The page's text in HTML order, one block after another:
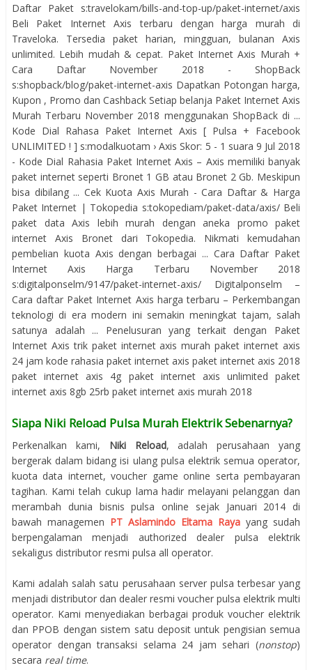
Daftar Paket s:travelokam/bills-and-top-up/paket-internet/axis
Beli Paket Internet Axis terbaru dengan harga murah di
Traveloka. Tersedia paket harian, mingguan, bulanan Axis
unlimited. Lebih mudah & cepat. Paket Internet Axis Murah +
Cara Daftar November 2018 - ShopBack
s:shopback/blog/paket-internet-axis Dapatkan Potongan harga,
Kupon , Promo dan Cashback Setiap belanja Paket Internet Axis
Murah Terbaru November 2018 menggunakan ShopBack di ...
Kode Dial Rahasa Paket Internet Axis [ Pulsa + Facebook
UNLIMITED ! ] s:modalkuotam › Axis Skor: 5 - ‎1 suara 9 Jul 2018
- Kode Dial Rahasia Paket Internet Axis – Axis memiliki banyak
paket internet seperti Bronet 1 GB atau Bronet 2 Gb. Meskipun
bisa dibilang ... Cek Kuota Axis Murah - Cara Daftar & Harga
Paket Internet | Tokopedia s:tokopediam/paket-data/axis/ Beli
paket data Axis lebih murah dengan aneka promo paket
internet Axis Bronet dari Tokopedia. Nikmati kemudahan
pembelian kuota Axis dengan berbagai ... Cara Daftar Paket
Internet Axis Harga Terbaru November 2018
s:digitalponselm/9147/paket-internet-axis/ Digitalponselm –
Cara daftar Paket Internet Axis harga terbaru – Perkembangan
teknologi di era modern ini semakin meningkat tajam, salah
satunya adalah ... Penelusuran yang terkait dengan Paket
Internet Axis trik paket internet axis murah paket internet axis
24 jam kode rahasia paket internet axis paket internet axis 2018
paket internet axis 4g paket internet axis unlimited paket
internet axis 8gb 25rb paket internet axis murah 2018
Siapa Niki Reload Pulsa Murah Elektrik Sebenarnya?
Perkenalkan kami, Niki Reload, adalah perusahaan yang
bergerak dalam bidang isi ulang pulsa elektrik semua operator,
kuota data internet, voucher game online serta pembayaran
tagihan. Kami telah cukup lama hadir melayani pelanggan dan
merambah dunia bisnis pulsa online sejak Januari 2014 di
bawah managemen PT Aslamindo Eltama Raya yang sudah
berpengalaman menjadi authorized dealer pulsa elektrik
sekaligus distributor resmi pulsa all operator.
Kami adalah salah satu perusahaan server pulsa terbesar yang
menjadi distributor dan dealer resmi voucher pulsa elektrik multi
operator. Kami menyediakan berbagai produk voucher elektrik
dan PPOB dengan sistem satu deposit untuk pengisian semua
operator dengan transaksi selama 24 jam sehari (nonstop)
secara real time.